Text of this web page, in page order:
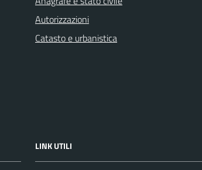
Autorizzazioni
Catasto e urbanistica
LINK UTILI